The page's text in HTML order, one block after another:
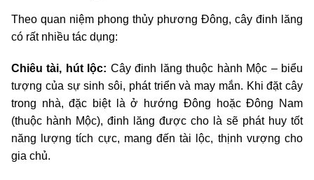
Theo quan niệm phong thủy phương Đông, cây đinh lăng
có rất nhiều tác dụng:
Chiêu tài, hút lộc: Cây đinh lăng thuộc hành Mộc – biểu
tượng của sự sinh sôi, phát triển và may mắn. Khi đặt cây
trong nhà, đặc biệt là ở hướng Đông hoặc Đông Nam
(thuộc hành Mộc), đinh lăng được cho là sẽ phát huy tốt
năng lượng tích cực, mang đến tài lộc, thịnh vượng cho
gia chủ.